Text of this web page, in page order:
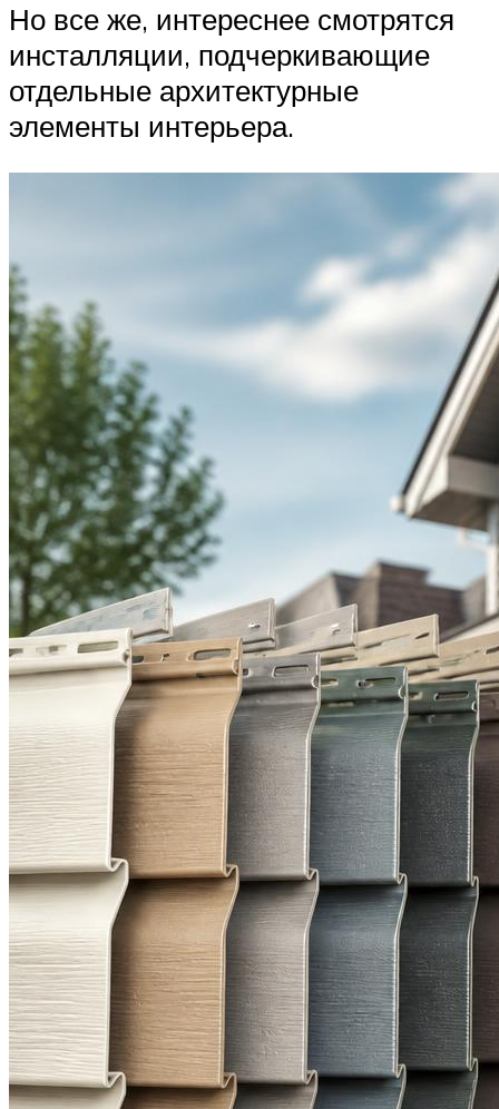
Но все же, интереснее смотрятся
инсталляции, подчеркивающие
отдельные архитектурные
элементы интерьера.